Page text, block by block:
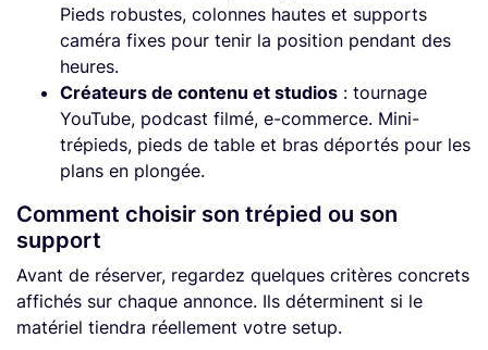
Pieds robustes, colonnes hautes et supports
caméra fixes pour tenir la position pendant des
heures.
Créateurs de contenu et studios : tournage
YouTube, podcast filmé, e-commerce. Mini-
trépieds, pieds de table et bras déportés pour les
plans en plongée.
Comment choisir son trépied ou son
support
Avant de réserver, regardez quelques critères concrets
affichés sur chaque annonce. Ils déterminent si le
matériel tiendra réellement votre setup.